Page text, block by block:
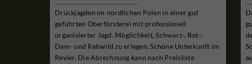
Drückjagden im nördlichen Polen in einer gut
geführten Oberförsterei mit professionell
organisierter Jagd. Möglichkeit, Schwarz-, Rot-,
Dam- und Rehwild zu erlegen. Schöne Unterkunft im
Revier. Die Abrechnung kann nach Preisliste